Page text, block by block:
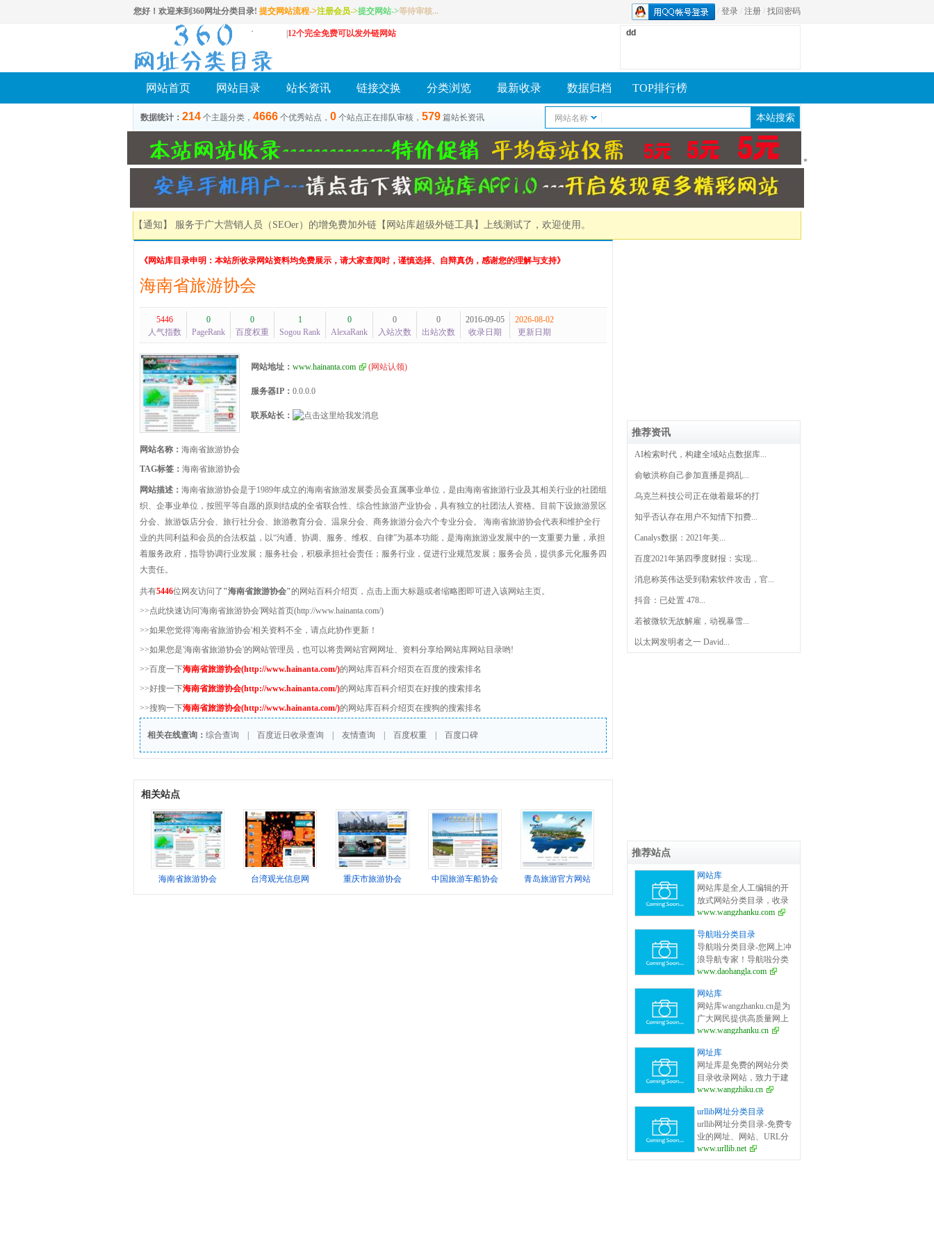
您好！欢迎来到360网址分类目录! 提交网站流程->注册会员->提交网站->等待审核... / 登录 / 注册 / 找回密码
12个完全免费可以发外链网站 dd
网站首页 网站目录 站长资讯 链接交换 分类浏览 最新收录 数据归档 TOP排行榜
数据统计： 214 个主题分类， 4666 个优秀站点， 0 个站点正在排队审核， 579 篇站长资讯 网站名称
*
【通知】 服务于广大营销人员（SEOer）的增免费加外链 【网站库超级外链工具】 上线测试了，欢迎使用。
《网站库目录申明：本站所收录网站资料均免费展示，请大家查阅时，谨慎选择、自辩真伪，感谢您的理解与支持》
海南省旅游协会
5446
人气指数
0
PageRank
0
百度权重
1
Sogou Rank
0
AlexaRank
0
入站次数
0
出站次数
2016-09-05
收录日期
2026-08-02
更新日期
网站地址： www.hainanta.com (网站认领)
服务器IP： 0.0.0.0
联系站长：
网站名称： 海南省旅游协会
TAG标签： 海南省旅游协会
网站描述： 海南省旅游协会是于1989年成立的海南省旅游发展委员会直属事业单位，是由海南省旅游行业及其相关行业的社团组
织、企事业单位，按照平等自愿的原则结成的全省联合性、综合性旅游产业协会，具有独立的社团法人资格。目前下设旅游景区
分会、旅游饭店分会、旅行社分会、旅游教育分会、温泉分会、商务旅游分会六个专业分会。 海南省旅游协会代表和维护全行
业的共同利益和会员的合法权益，以“沟通、协调、服务、维权、自律”为基本功能，是海南旅游业发展中的一支重要力量，承担
着服务政府，指导协调行业发展；服务社会，积极承担社会责任；服务行业，促进行业规范发展；服务会员，提供多元化服务四
大责任。
共有5446位网友访问了 "海南省旅游协会"的网站百科介绍页，点击上面大标题或者缩略图即可进入该网站主页。
>>点此快速访问'海南省旅游协会'网站首页(http://www.hainanta.com/)
>>如果您觉得'海南省旅游协会'相关资料不全，请点此协作更新！
>>如果您是'海南省旅游协会'的网站管理员，也可以将贵网站官网网址、资料分享给网站库网站目录哟!
>>百度一下海南省旅游协会(http://www.hainanta.com/)的网站库百科介绍页在百度的搜索排名
>>好搜一下海南省旅游协会(http://www.hainanta.com/)的网站库百科介绍页在好搜的搜索排名
>>搜狗一下海南省旅游协会(http://www.hainanta.com/)的网站库百科介绍页在搜狗的搜索排名
相关在线查询： 综合查询 百度近日收录查询 友情查询 百度权重 百度口碑
相关站点
海南省旅游协会 台湾观光信息网 重庆市旅游协会 中国旅游车船协会 青岛旅游官方网站
推荐资讯
AI检索时代，构建全域站点数据库...
俞敏洪称自己参加直播是捣乱...
乌克兰科技公司正在做着最坏的打
知乎否认存在用户不知情下扣费...
Canalys数据：2021年美...
百度2021年第四季度财报：实现...
消息称英伟达受到勒索软件攻击，官...
抖音：已处置 478...
若被微软无故解雇，动视暴雪...
以太网发明者之一 David...
推荐站点
网站库
网站库是全人工编辑的开
放式网站分类目录，收录
国内外、各行业优秀网
面的网站分类目录检索、
优秀网站参考、网站推广
服务、网站黄页、网上娱
乐冲浪导航网站。
www.wangzhanku.com
导航啦分类目录
导航啦分类目录-您网上冲
浪导航专家！导航啦分类
目录－专业提供为广大站
目录平台，收集国内外、
各行业优秀正规网站,全人
工编辑收录，为百度、谷
歌、有道、搜狗、必应等
搜索引擎提供索引参考, 同
时也是站长推广网站值得
信任选择的平台。
www.daohangla.com
网站库
网站库wangzhanku.cn是为
广大网民提供高质量网上
娱乐冲浪导航网站，汇聚
学习等网站让广大网民轻
松畅游互联网，同时面向
广大互联网站长提供免费
的网址收录、免费网站收
录、免费外链平台。
www.wangzhanku.cn
网址库
网址库是免费的网站分类
目录收录网站，致力于建
立全面的网址库平台：免
国内外各行业优秀的网站
网址,让你轻松畅游互联
网，找到您想要的网站、
信息资源；加入网址库让
www.wangzhiku.cn
urllib网址分类目录
urllib网址分类目录-免费专
业的网址、网站、URL分
类目录_提交网址、网站、
www.urllib.net